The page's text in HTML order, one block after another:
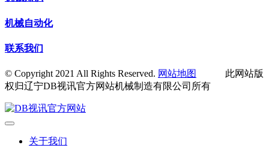
机械自动化
联系我们
© Copyright 2021 All Rights Reserved. 网站地图
此网站版
权归辽宁DB视讯官方网站机械制造有限公司所有
关于我们